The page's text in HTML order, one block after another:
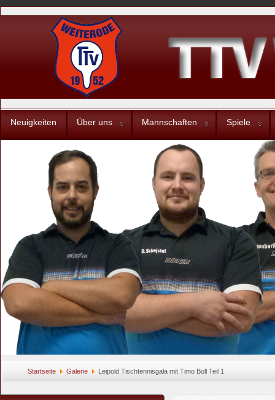
Neuigkeiten Über uns Mannschaften Spiele
Startseite Galerie Leipold Tischtennisgala mit Timo Boll Teil 1